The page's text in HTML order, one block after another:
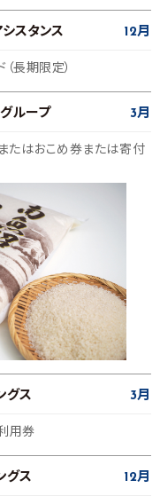
スタンス 12月
長期限定）
ループ 3月
たはおこめ券または寄付
グス 3月
用券
グス 12月